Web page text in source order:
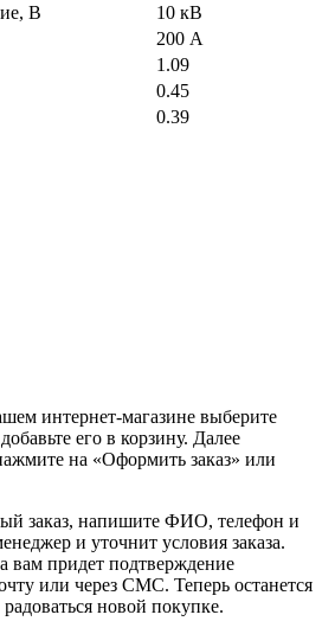
В
10 кВ
200 А
1.09
0.45
0.39
интернет-магазине выберите
его в корзину. Далее
на «Оформить заказ» или
заказ, напишите ФИО, телефон и
и уточнит условия заказа.
вам придет подтверждение
или через СМС. Теперь останется
новой покупке.